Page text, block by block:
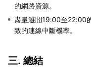
的網路資源。
盡量避開19:00至22:00
致的連線中斷機率。
三. 總結